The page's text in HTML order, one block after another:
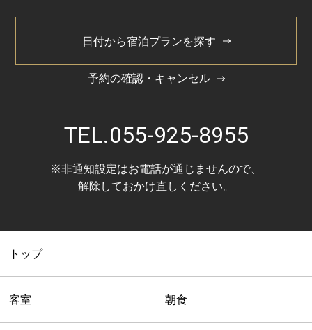
日付から宿泊プランを探す
予約の確認・キャンセル
TEL.055-925-8955
※非通知設定はお電話が通じませんので、
解除しておかけ直しください。
トップ
客室 朝食